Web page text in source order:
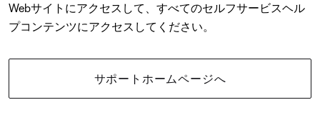
Webサイトにアクセスして、すべてのセルフサービスヘル
プコンテンツにアクセスしてください。
サポートホームページへ